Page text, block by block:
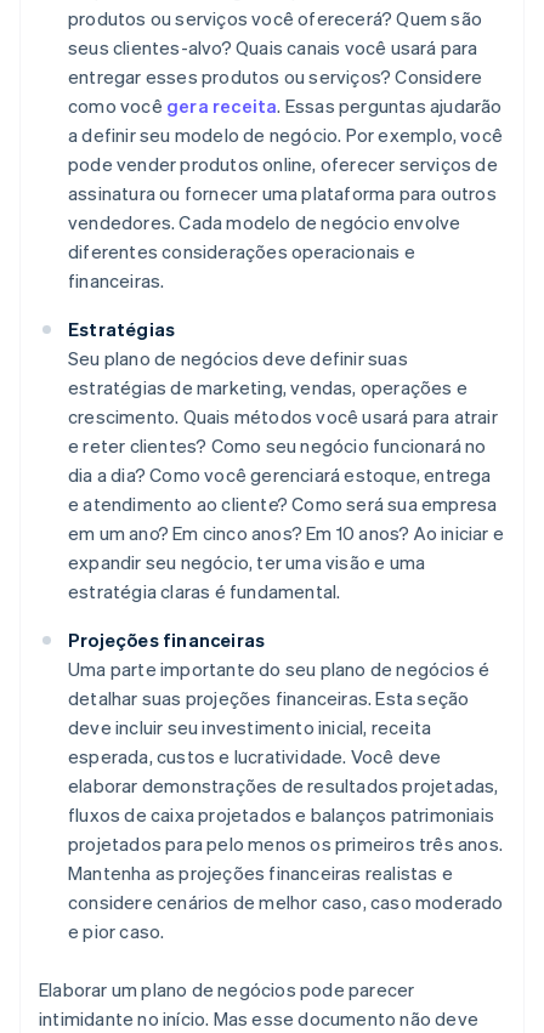
produtos ou serviços você oferecerá? Quem são
seus clientes-alvo? Quais canais você usará para
entregar esses produtos ou serviços? Considere
como você gera receita. Essas perguntas ajudarão
a definir seu modelo de negócio. Por exemplo, você
pode vender produtos online, oferecer serviços de
assinatura ou fornecer uma plataforma para outros
vendedores. Cada modelo de negócio envolve
diferentes considerações operacionais e
financeiras.
Estratégias
Seu plano de negócios deve definir suas
estratégias de marketing, vendas, operações e
crescimento. Quais métodos você usará para atrair
e reter clientes? Como seu negócio funcionará no
dia a dia? Como você gerenciará estoque, entrega
e atendimento ao cliente? Como será sua empresa
em um ano? Em cinco anos? Em 10 anos? Ao iniciar e
expandir seu negócio, ter uma visão e uma
estratégia claras é fundamental.
Projeções financeiras
Uma parte importante do seu plano de negócios é
detalhar suas projeções financeiras. Esta seção
deve incluir seu investimento inicial, receita
esperada, custos e lucratividade. Você deve
elaborar demonstrações de resultados projetadas,
fluxos de caixa projetados e balanços patrimoniais
projetados para pelo menos os primeiros três anos.
Mantenha as projeções financeiras realistas e
considere cenários de melhor caso, caso moderado
e pior caso.
Elaborar um plano de negócios pode parecer
intimidante no início. Mas esse documento não deve